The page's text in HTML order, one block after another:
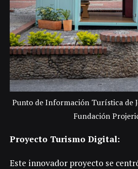
Punto de Información Turística de
Fundación
Proyecto Turismo Digital:
Este innovador proyecto se